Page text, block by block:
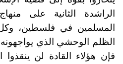
الراشدة الثانية على
المسلمين في فلسطين، وكل
الظلم الوحشي الذي
فإن هؤلاء القادة لن